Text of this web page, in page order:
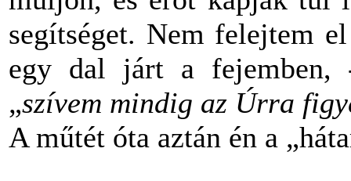
segítséget. Nem felejtem
egy dal járt a fejemben,
„szívem mindig az Úrra
A műtét óta aztán én a